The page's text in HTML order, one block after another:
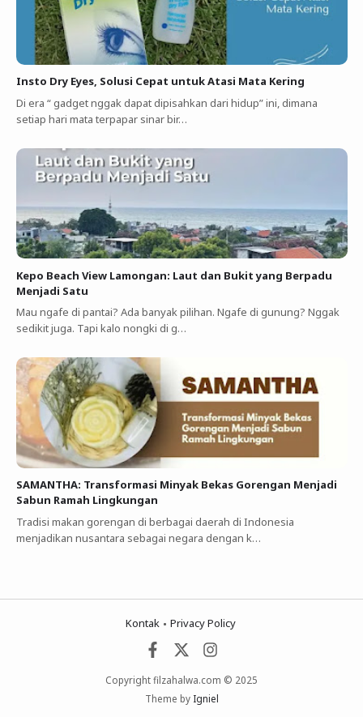
Insto Dry Eyes, Solusi Cepat untuk Atasi Mata Kering
Di era “ gadget nggak dapat dipisahkan dari hidup” ini, dimana
setiap hari mata terpapar sinar bir…
Kepo Beach View Lamongan: Laut dan Bukit yang Berpadu
Menjadi Satu
Mau ngafe di pantai? Ada banyak pilihan. Ngafe di gunung? Nggak
sedikit juga. Tapi kalo nongki di g…
SAMANTHA: Transformasi Minyak Bekas Gorengan Menjadi
Sabun Ramah Lingkungan
Tradisi makan gorengan di berbagai daerah di Indonesia
menjadikan nusantara sebagai negara dengan k…
Kontak Privacy Policy
Copyright filzahalwa.com © 2025
Theme by Igniel